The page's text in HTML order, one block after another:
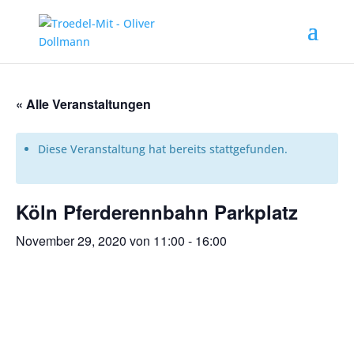
« Alle Veranstaltungen
Diese Veranstaltung hat bereits stattgefunden.
Köln Pferderennbahn Parkplatz
November 29, 2020 von 11:00 - 16:00